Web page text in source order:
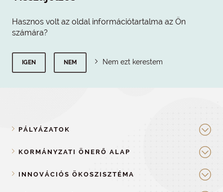
Hasznos volt az oldal információtartalma az Ön
számára?
IGEN NEM Nem ezt kerestem
PÁLYÁZATOK
KORMÁNYZATI ÖNERŐ ALAP
INNOVÁCIÓS ÖKOSZISZTÉMA